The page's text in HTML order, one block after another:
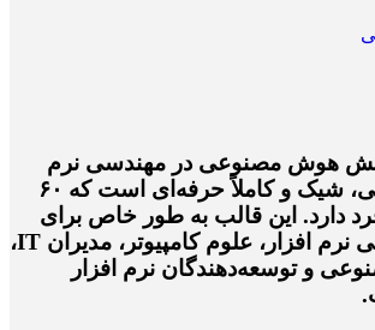
نقش هوش مصنوعی در مهندسی نرم
شیک و کاملاً حرفه‌ای است که ۶۰
دارد. این قالب به طور خاص برای
دانشجویان مهندسی نرم افزار، علوم کامپیوتر، مدیران IT،
و توسعه‌دهندگان نرم افزار